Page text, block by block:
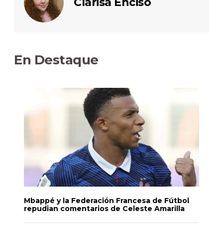
En Destaque
Mbappé y la Federación Francesa de Fútbol
repudian comentarios de Celeste Amarilla